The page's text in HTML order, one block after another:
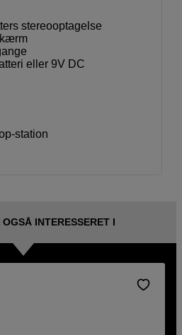
stereooptagelse
eller 9V DC
station
INTERESSERET I